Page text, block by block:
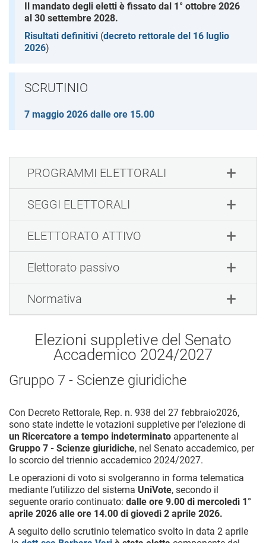
Il mandato degli eletti è fissato dal 1° ottobre 2026
al 30 settembre 2028.
Risultati definitivi (decreto rettorale del 16 luglio
2026)
SCRUTINIO
7 maggio 2026 dalle ore 15.00
PROGRAMMI ELETTORALI
SEGGI ELETTORALI
ELETTORATO ATTIVO
Elettorato passivo
Normativa
Elezioni suppletive del Senato
Accademico 2024/2027
Gruppo 7 - Scienze giuridiche
Con Decreto Rettorale, Rep. n. 938 del 27 febbraio2026,
sono state indette le votazioni suppletive per l’elezione di
un Ricercatore a tempo indeterminato appartenente al
Gruppo 7 - Scienze giuridiche, nel Senato accademico, per
lo scorcio del triennio accademico 2024/2027.
Le operazioni di voto si svolgeranno in forma telematica
mediante l’utilizzo del sistema UniVote, secondo il
seguente orario continuato: dalle ore 9.00 di mercoledì 1°
aprile 2026 alle ore 14.00 di giovedì 2 aprile 2026.
A seguito dello scrutinio telematico svolto in data 2 aprile